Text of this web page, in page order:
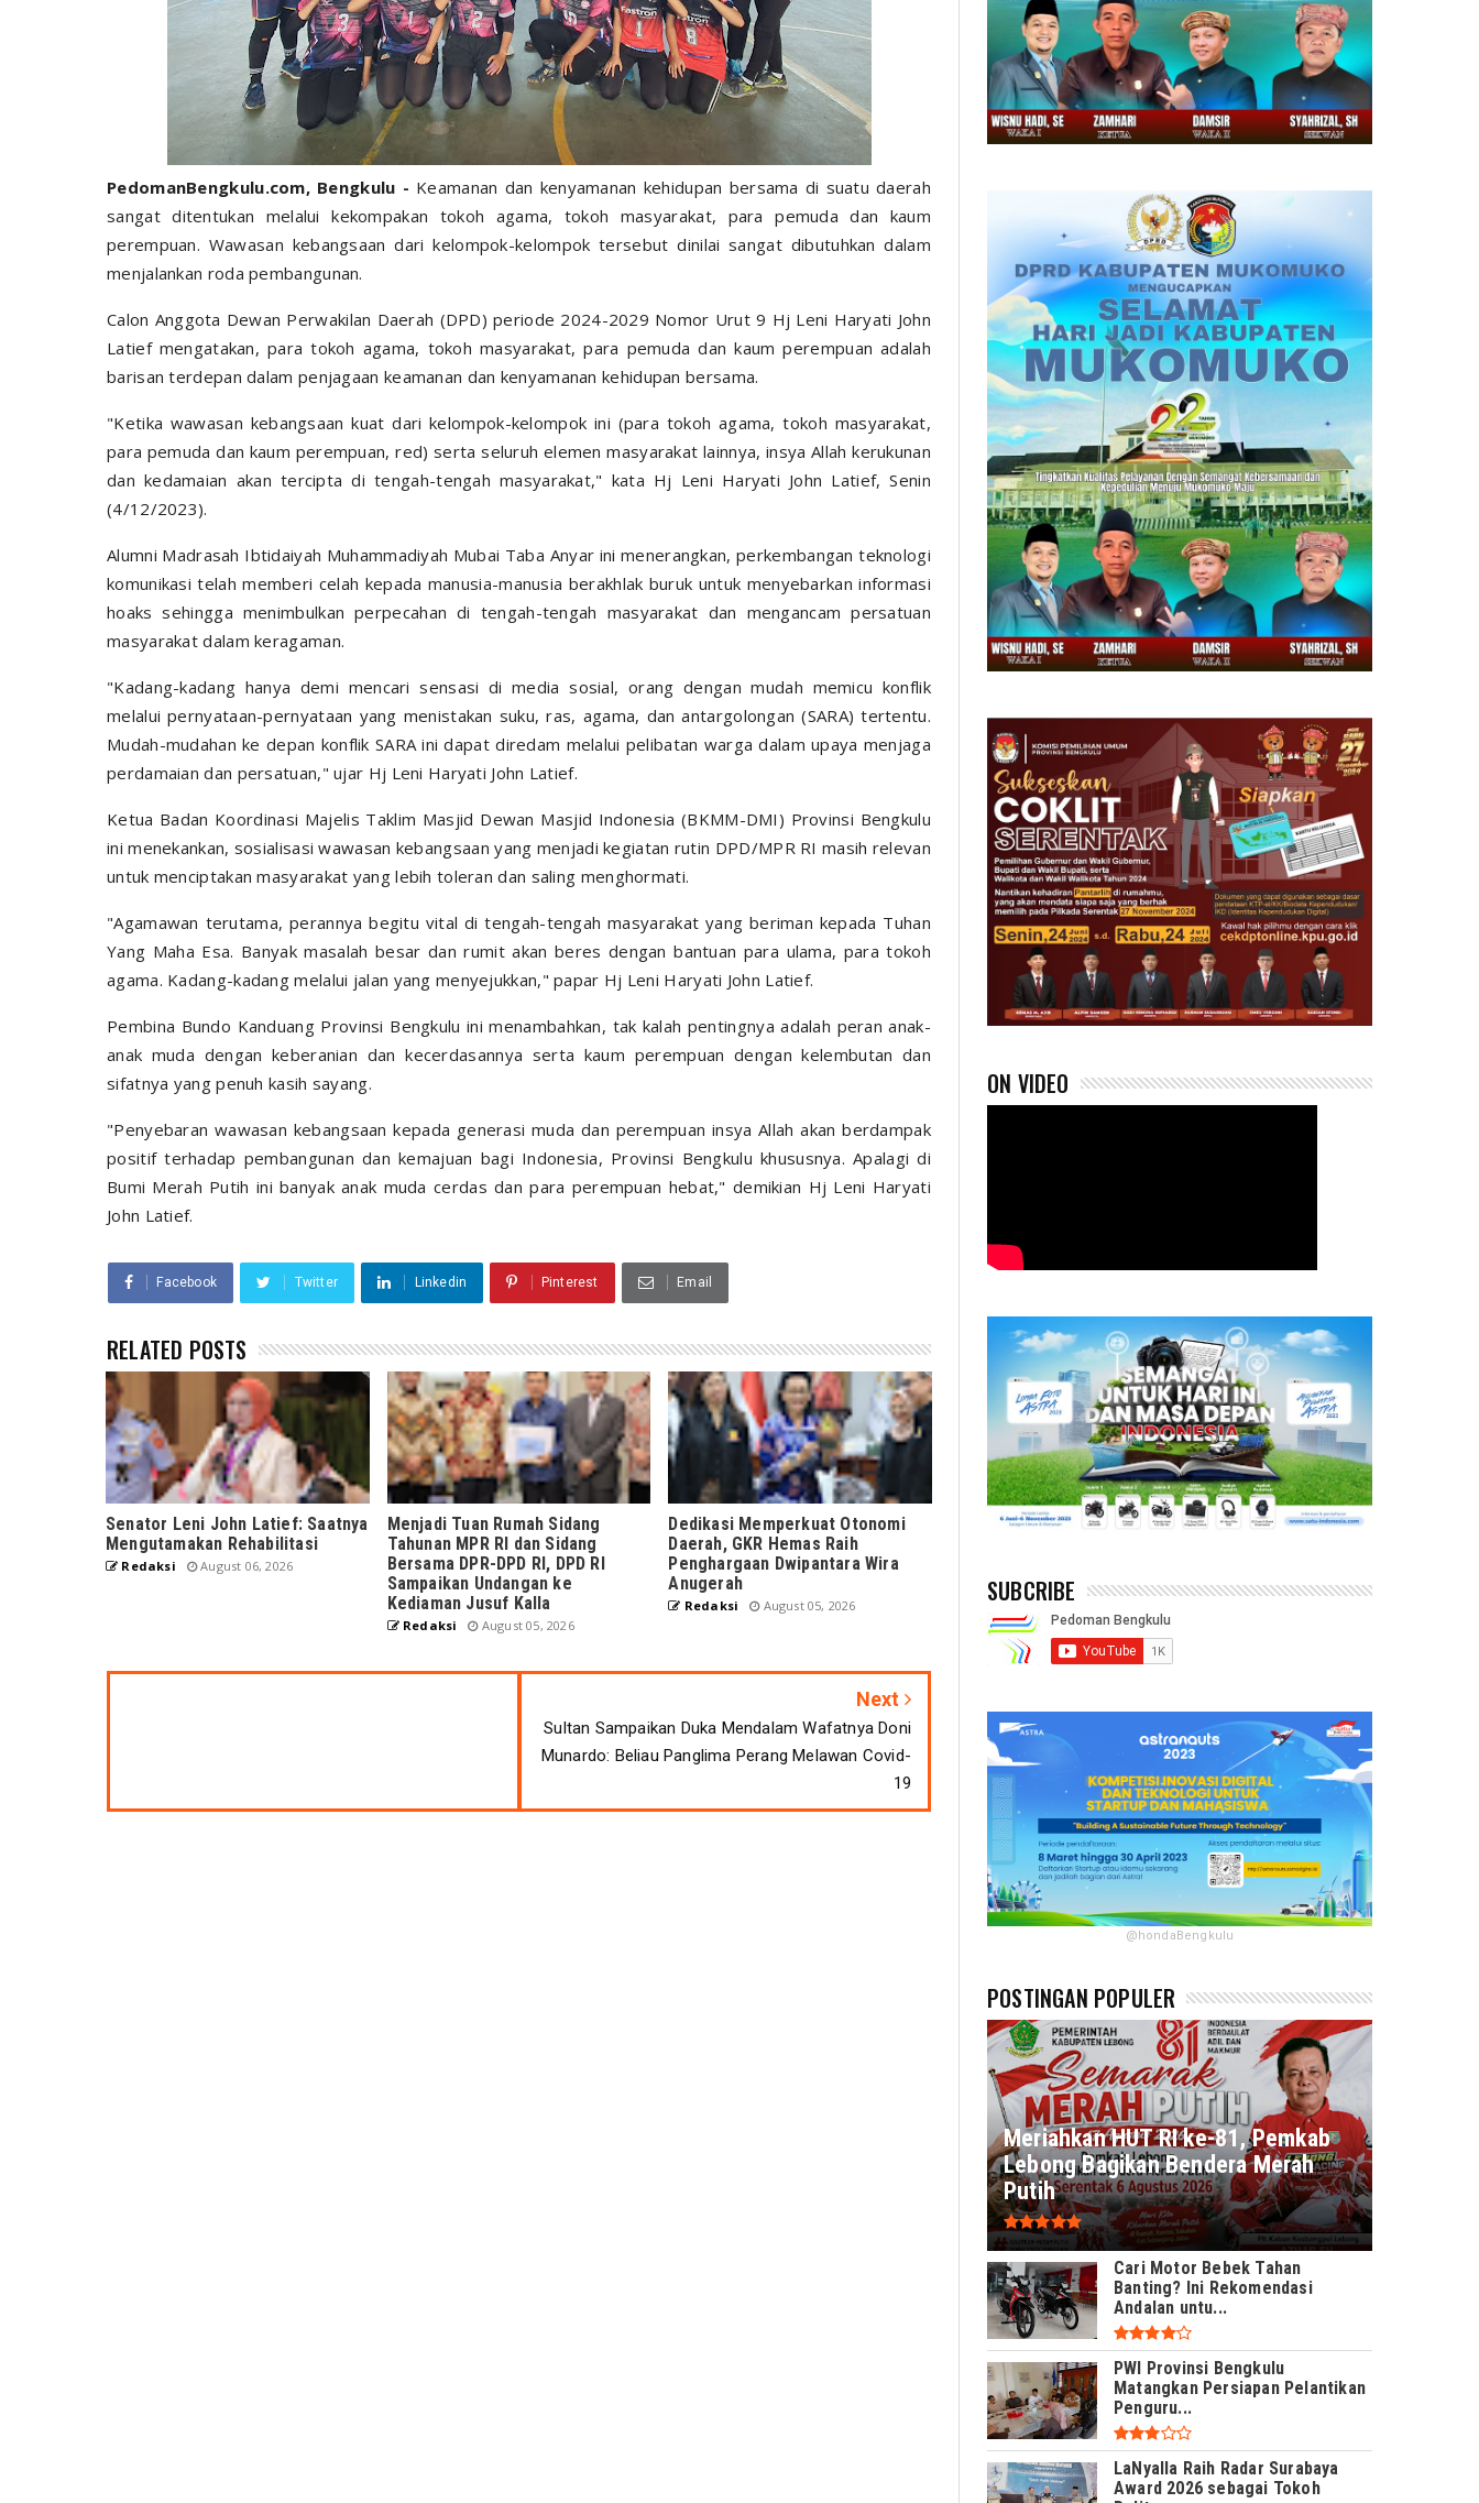
PedomanBengkulu.com, Bengkulu - Keamanan dan kenyamanan kehidupan bersama di suatu daerah
sangat ditentukan melalui kekompakan tokoh agama, tokoh masyarakat, para pemuda dan kaum
perempuan. Wawasan kebangsaan dari kelompok-kelompok tersebut dinilai sangat dibutuhkan dalam
menjalankan roda pembangunan.
Calon Anggota Dewan Perwakilan Daerah (DPD) periode 2024-2029 Nomor Urut 9 Hj Leni Haryati John
Latief mengatakan, para tokoh agama, tokoh masyarakat, para pemuda dan kaum perempuan adalah
barisan terdepan dalam penjagaan keamanan dan kenyamanan kehidupan bersama.
"Ketika wawasan kebangsaan kuat dari kelompok-kelompok ini (para tokoh agama, tokoh masyarakat,
para pemuda dan kaum perempuan, red) serta seluruh elemen masyarakat lainnya, insya Allah kerukunan
dan kedamaian akan tercipta di tengah-tengah masyarakat," kata Hj Leni Haryati John Latief, Senin
(4/12/2023).
Alumni Madrasah Ibtidaiyah Muhammadiyah Mubai Taba Anyar ini menerangkan, perkembangan teknologi
komunikasi telah memberi celah kepada manusia-manusia berakhlak buruk untuk menyebarkan informasi
hoaks sehingga menimbulkan perpecahan di tengah-tengah masyarakat dan mengancam persatuan
masyarakat dalam keragaman.
"Kadang-kadang hanya demi mencari sensasi di media sosial, orang dengan mudah memicu konflik
melalui pernyataan-pernyataan yang menistakan suku, ras, agama, dan antargolongan (SARA) tertentu.
Mudah-mudahan ke depan konflik SARA ini dapat diredam melalui pelibatan warga dalam upaya menjaga
perdamaian dan persatuan," ujar Hj Leni Haryati John Latief.
Ketua Badan Koordinasi Majelis Taklim Masjid Dewan Masjid Indonesia (BKMM-DMI) Provinsi Bengkulu
ini menekankan, sosialisasi wawasan kebangsaan yang menjadi kegiatan rutin DPD/MPR RI masih relevan
untuk menciptakan masyarakat yang lebih toleran dan saling menghormati.
"Agamawan terutama, perannya begitu vital di tengah-tengah masyarakat yang beriman kepada Tuhan
Yang Maha Esa. Banyak masalah besar dan rumit akan beres dengan bantuan para ulama, para tokoh
agama. Kadang-kadang melalui jalan yang menyejukkan," papar Hj Leni Haryati John Latief.
Pembina Bundo Kanduang Provinsi Bengkulu ini menambahkan, tak kalah pentingnya adalah peran anak-
anak muda dengan keberanian dan kecerdasannya serta kaum perempuan dengan kelembutan dan
sifatnya yang penuh kasih sayang.
"Penyebaran wawasan kebangsaan kepada generasi muda dan perempuan insya Allah akan berdampak
positif terhadap pembangunan dan kemajuan bagi Indonesia, Provinsi Bengkulu khususnya. Apalagi di
Bumi Merah Putih ini banyak anak muda cerdas dan para perempuan hebat," demikian Hj Leni Haryati
John Latief.
Facebook Twitter Linkedin Pinterest Email
RELATED POSTS
Senator Leni John Latief: Saatnya
Mengutamakan Rehabilitasi
Redaksi August 06, 2026
Menjadi Tuan Rumah Sidang
Tahunan MPR RI dan Sidang
Bersama DPR-DPD RI, DPD RI
Sampaikan Undangan ke
Kediaman Jusuf Kalla
Redaksi August 05, 2026
Dedikasi Memperkuat Otonomi
Daerah, GKR Hemas Raih
Penghargaan Dwipantara Wira
Anugerah
Redaksi August 05, 2026
Next
Sultan Sampaikan Duka Mendalam Wafatnya Doni
Munardo: Beliau Panglima Perang Melawan Covid-
19
ON VIDEO
SUBCRIBE
@hondaBengkulu
POSTINGAN POPULER
Meriahkan HUT RI ke-81, Pemkab
Lebong Bagikan Bendera Merah
Putih
Cari Motor Bebek Tahan
Banting? Ini Rekomendasi
Andalan untu...
PWI Provinsi Bengkulu
Matangkan Persiapan Pelantikan
Penguru...
LaNyalla Raih Radar Surabaya
Award 2026 sebagai Tokoh